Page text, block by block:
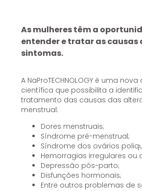
As mulheres têm a
entender e tratar as causas
sintomas.
A NaProTECHNOLOGY é uma
científica que possibilita a
tratamento das causas das
menstrual:
Dores menstruais;
Síndrome pré-menstrual;
Síndrome dos ovários
Hemorragias irregulares ou
Depressão pós-parto;
Disfunções hormonais;
Entre outros problemas de